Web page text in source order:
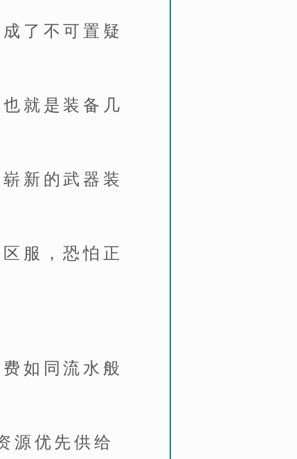
了不可置疑
就是装备几
新的武器装
服，恐怕正
如同流水般
源优先供给